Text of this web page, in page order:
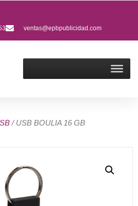
ventas@epbpublicidad.com
/ USB BOULIA 16 GB